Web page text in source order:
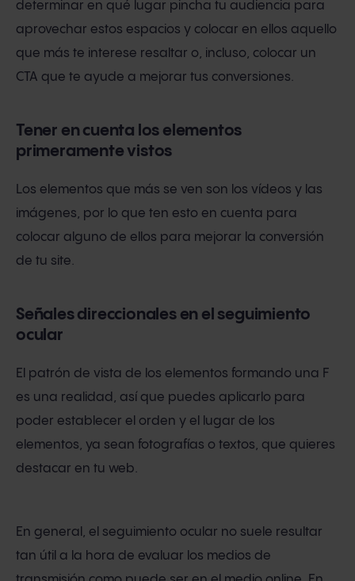
determinar en qué lugar pincha tu audiencia para
aprovechar estos espacios y colocar en ellos aquello
que más te interese resaltar o, incluso, colocar un
CTA que te ayude a mejorar tus conversiones.
Tener en cuenta los elementos
primeramente vistos
Los elementos que más se ven son los vídeos y las
imágenes, por lo que ten esto en cuenta para
colocar alguno de ellos para mejorar la conversión
de tu site.
Señales direccionales en el seguimiento
ocular
El patrón de vista de los elementos formando una F
es una realidad, así que puedes aplicarlo para
poder establecer el orden y el lugar de los
elementos, ya sean fotografías o textos, que quieres
destacar en tu web.
En general, el seguimiento ocular no suele resultar
tan útil a la hora de evaluar los medios de